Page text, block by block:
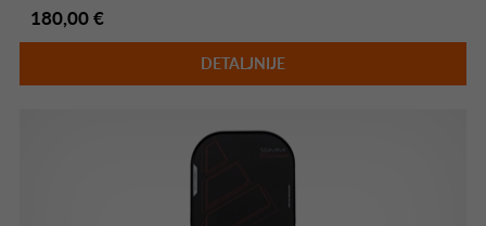
180,00 €
DETALJNIJE